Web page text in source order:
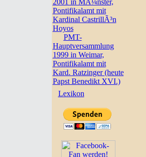
2001 in MÃ¼nster,
Pontifikalamt mit
Kardinal CastrillÃ³n
Hoyos
PMT-
Hauptversammlung
1999 in Weimar,
Pontifikalamt mit
Kard. Ratzinger (heute
Papst Benedikt XVI.)
Lexikon